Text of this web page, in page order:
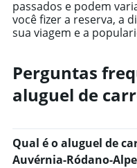
passados e podem
você fizer a reserva, a
sua viagem e a
Perguntas
aluguel de
Qual é o aluguel de
Auvérnia-Ródano-